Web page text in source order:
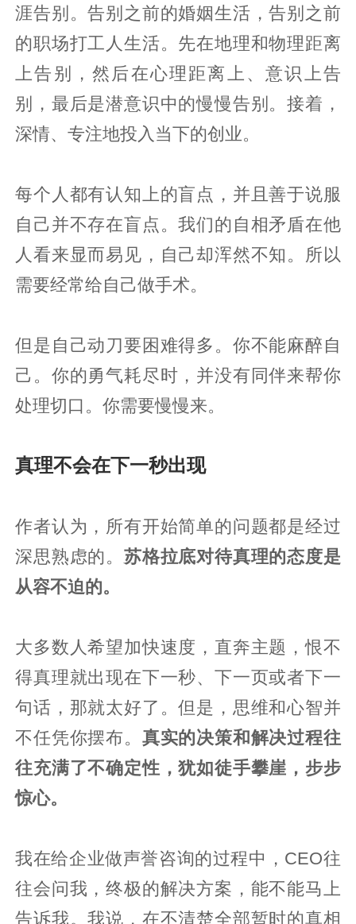
涯告别。告别之前的婚姻生活，告别之前
的职场打工人生活。先在地理和物理距离
上告别，然后在心理距离上、意识上告
别，最后是潜意识中的慢慢告别。接着，
深情、专注地投入当下的创业。
每个人都有认知上的盲点，并且善于说服
自己并不存在盲点。我们的自相矛盾在他
人看来显而易见，自己却浑然不知。所以
需要经常给自己做手术。
但是自己动刀要困难得多。你不能麻醉自
己。你的勇气耗尽时，并没有同伴来帮你
处理切口。你需要慢慢来。
真理不会在下一秒出现
作者认为，所有开始简单的问题都是经过
深思熟虑的。 苏格拉底对待真理的态度是
从容不迫的。
大多数人希望加快速度，直奔主题，恨不
得真理就出现在下一秒、下一页或者下一
句话，那就太好了。但是，思维和心智并
不任凭你摆布。 真实的决策和解决过程往
往充满了不确定性，犹如徒手攀崖，步步
惊心。
我在给企业做声誉咨询的过程中，CEO往
往会问我，终极的解决方案，能不能马上
告诉我。我说，在不清楚全部暂时的真相